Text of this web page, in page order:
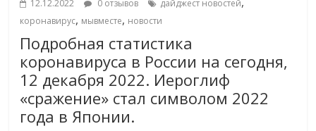
12.12.2022 0 отзывов дайджест новостей
коронавирус, мывместе, новости
Подробная статистика
коронавируса в России на сегодня,
12 декабря 2022. Иероглиф
«сражение» стал символом 2022
года в Японии.